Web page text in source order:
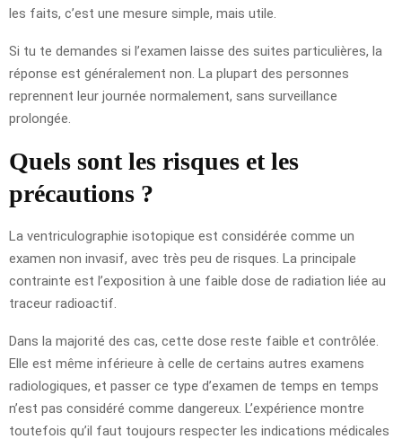
les faits, c’est une mesure simple, mais utile.
Si tu te demandes si l’examen laisse des suites particulières, la
réponse est généralement non. La plupart des personnes
reprennent leur journée normalement, sans surveillance
prolongée.
Quels sont les risques et les
précautions ?
La ventriculographie isotopique est considérée comme un
examen non invasif, avec très peu de risques. La principale
contrainte est l’exposition à une faible dose de radiation liée au
traceur radioactif.
Dans la majorité des cas, cette dose reste faible et contrôlée.
Elle est même inférieure à celle de certains autres examens
radiologiques, et passer ce type d’examen de temps en temps
n’est pas considéré comme dangereux. L’expérience montre
toutefois qu’il faut toujours respecter les indications médicales